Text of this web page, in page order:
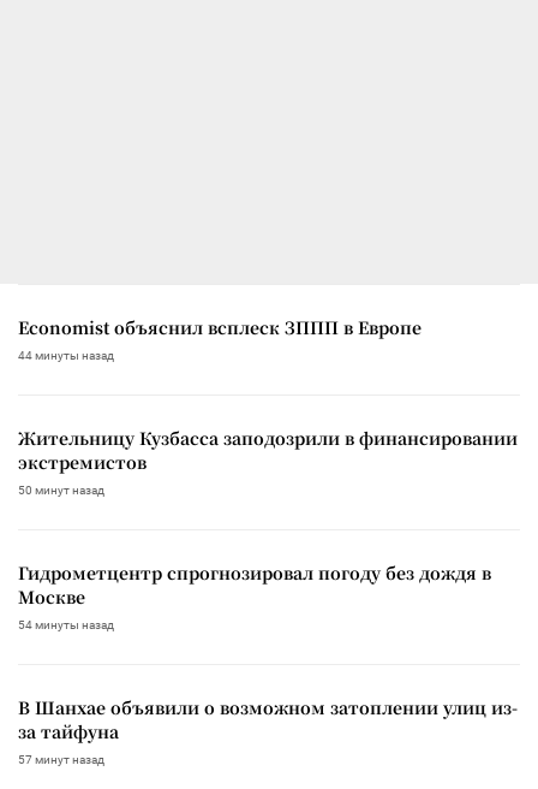
Economist объяснил всплеск ЗППП в Европе
44 минуты назад
Жительницу Кузбасса заподозрили в финансировании
экстремистов
50 минут назад
Гидрометцентр спрогнозировал погоду без дождя в
Москве
54 минуты назад
В Шанхае объявили о возможном затоплении улиц из-
за тайфуна
57 минут назад